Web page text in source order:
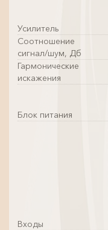
Усилитель
Соотношение
сигнал/шум, Дб
Гармонические
искажения
Блок питания
Входы